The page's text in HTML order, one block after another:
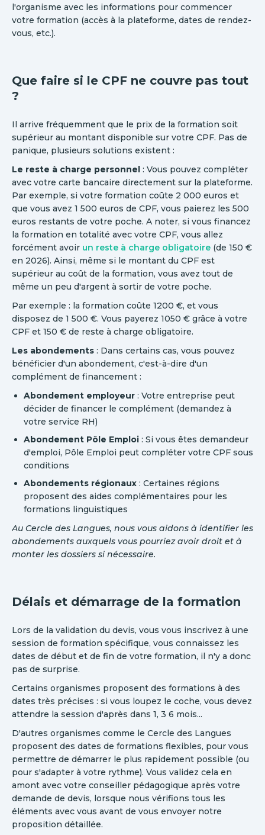
l'organisme avec les informations pour commencer
votre formation (accès à la plateforme, dates de rendez-
vous, etc.).
Que faire si le CPF ne couvre pas tout
?
Il arrive fréquemment que le prix de la formation soit
supérieur au montant disponible sur votre CPF. Pas de
panique, plusieurs solutions existent :
Le reste à charge personnel : Vous pouvez compléter
avec votre carte bancaire directement sur la plateforme.
Par exemple, si votre formation coûte 2 000 euros et
que vous avez 1 500 euros de CPF, vous paierez les 500
euros restants de votre poche. A noter, si vous financez
la formation en totalité avec votre CPF, vous allez
forcément avoir un reste à charge obligatoire (de 150 €
en 2026). Ainsi, même si le montant du CPF est
supérieur au coût de la formation, vous avez tout de
même un peu d'argent à sortir de votre poche.
Par exemple : la formation coûte 1200 €, et vous
disposez de 1 500 €. Vous payerez 1050 € grâce à votre
CPF et 150 € de reste à charge obligatoire.
Les abondements : Dans certains cas, vous pouvez
bénéficier d'un abondement, c'est-à-dire d'un
complément de financement :
Abondement employeur : Votre entreprise peut
décider de financer le complément (demandez à
votre service RH)
Abondement Pôle Emploi : Si vous êtes demandeur
d'emploi, Pôle Emploi peut compléter votre CPF sous
conditions
Abondements régionaux : Certaines régions
proposent des aides complémentaires pour les
formations linguistiques
Au Cercle des Langues, nous vous aidons à identifier les
abondements auxquels vous pourriez avoir droit et à
monter les dossiers si nécessaire.
Délais et démarrage de la formation
Lors de la validation du devis, vous vous inscrivez à une
session de formation spécifique, vous connaissez les
dates de début et de fin de votre formation, il n'y a donc
pas de surprise.
Certains organismes proposent des formations à des
dates très précises : si vous loupez le coche, vous devez
attendre la session d'après dans 1, 3 6 mois...
D'autres organismes comme le Cercle des Langues
proposent des dates de formations flexibles, pour vous
permettre de démarrer le plus rapidement possible (ou
pour s'adapter à votre rythme). Vous validez cela en
amont avec votre conseiller pédagogique après votre
demande de devis, lorsque nous vérifions tous les
éléments avec vous avant de vous envoyer notre
proposition détaillée.